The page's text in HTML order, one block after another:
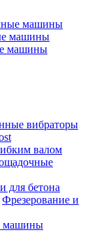
машины
машины
машины
вибраторы
валом
для бетона
Фрезерование и
машины